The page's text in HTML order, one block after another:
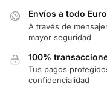
Envíos a todo
A través de
mayor seguridad
100%
Tus pagos
confidencialidad